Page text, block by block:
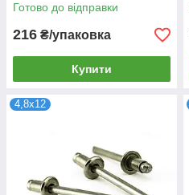
Готово до відправки
216 ₴/упаковка
Купити
4,8х12